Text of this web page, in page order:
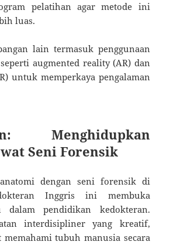
pelatihan agar metode ini
luas.
lain termasuk penggunaan
augmented reality (AR) dan
untuk memperkaya pengalaman
Menghidupkan
Seni Forensik
dengan seni forensik di
Inggris ini membuka
dalam pendidikan kedokteran.
interdisipliner yang kreatif,
memahami tubuh manusia secara